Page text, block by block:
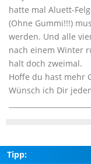
hatte mal Aluett-
(Ohne Gummi!!!)
werden. Und alle
nach einem Winter
halt doch zweimal.
Hoffe du hast mehr
Wünsch ich Dir
Tipp: